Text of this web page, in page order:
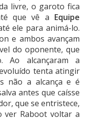
livre, o garoto fica
que vê a Equipe
ele para animá-lo.
e ambos avançam
do oponente, que
Ao alcançaram a
tenta atingir
não a alcança e é
antes que caísse
que se entristece,
ver Raboot voltar a